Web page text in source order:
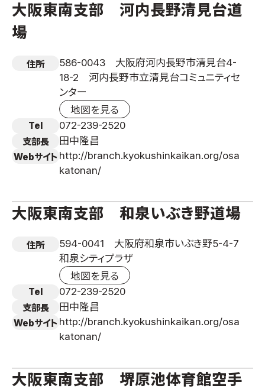
大阪東南支部 河内長野清見台道
場
住所
586-0043 大阪府河内長野市清見台4-
18-2 河内長野市立清見台コミュニティセ
ンター
地図を見る
Tel 072-239-2520
支部長 田中隆昌
Webサイト http://branch.kyokushinkaikan.org/osa
katonan/
大阪東南支部 和泉いぶき野道場
住所
594-0041 大阪府和泉市いぶき野5-4-7
和泉シティプラザ
地図を見る
Tel 072-239-2520
支部長 田中隆昌
Webサイト http://branch.kyokushinkaikan.org/osa
katonan/
大阪東南支部 堺原池体育館空手